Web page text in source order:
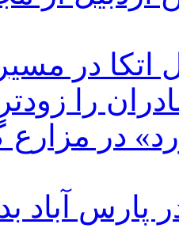
در
را
در مزارع
پارس آباد